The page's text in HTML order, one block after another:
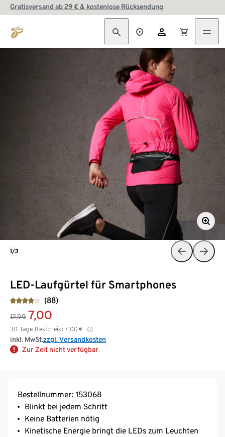
Gratisversand ab 29 € & kostenlose Rücksendung
LED-Laufgürtel für Smartphones
(88)
12,99 7,00
30-Tage-Bestpreis: 7,00 €
inkl. MwSt.zzgl. Versandkosten
Zur Zeit nicht verfügbar
1/3
Bestellnummer: 153068
Blinkt bei jedem Schritt
Keine Batterien nötig
Kinetische Energie bringt die LEDs zum Leuchten